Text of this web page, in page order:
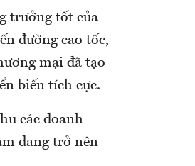
trưởng tốt của
đường cao tốc,
mại đã tạo
biến tích cực.
các doanh
đang trở nên